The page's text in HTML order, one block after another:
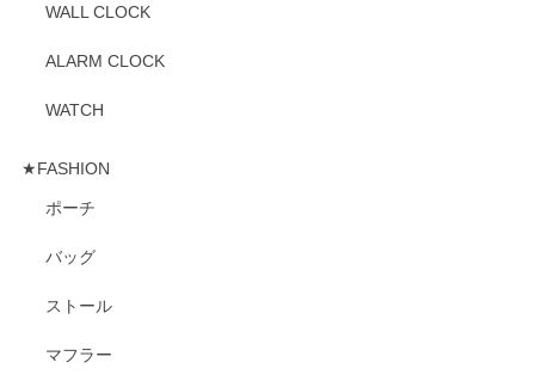
WALL CLOCK
ALARM CLOCK
WATCH
★FASHION
ポーチ
バッグ
ストール
マフラー